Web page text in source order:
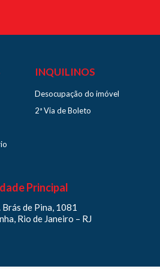
INQUILINOS
Desocupação do imóvel
2ª Via de Boleto
Principal
Brás de Pina, 1081
Rio de Janeiro – RJ